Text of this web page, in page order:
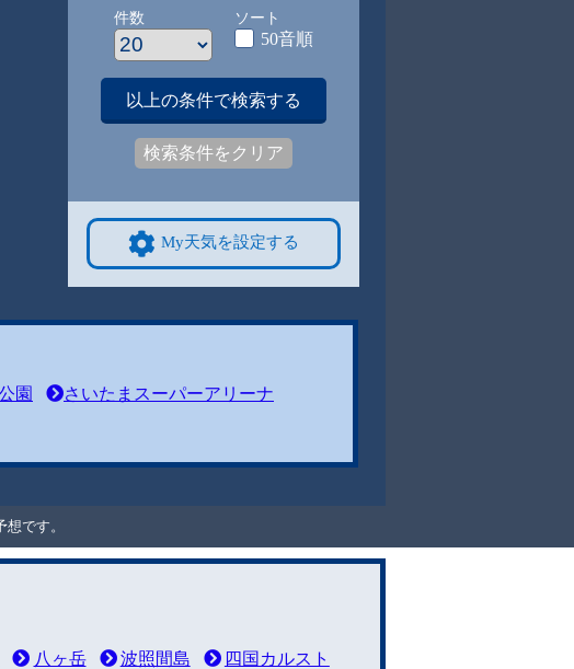
件数 ソート
50音順
以上の条件で検索する
検索条件をクリア
My天気を設定する
園
さいたまスーパーアリーナ
です。
八ヶ岳 波照間島 四国カルスト